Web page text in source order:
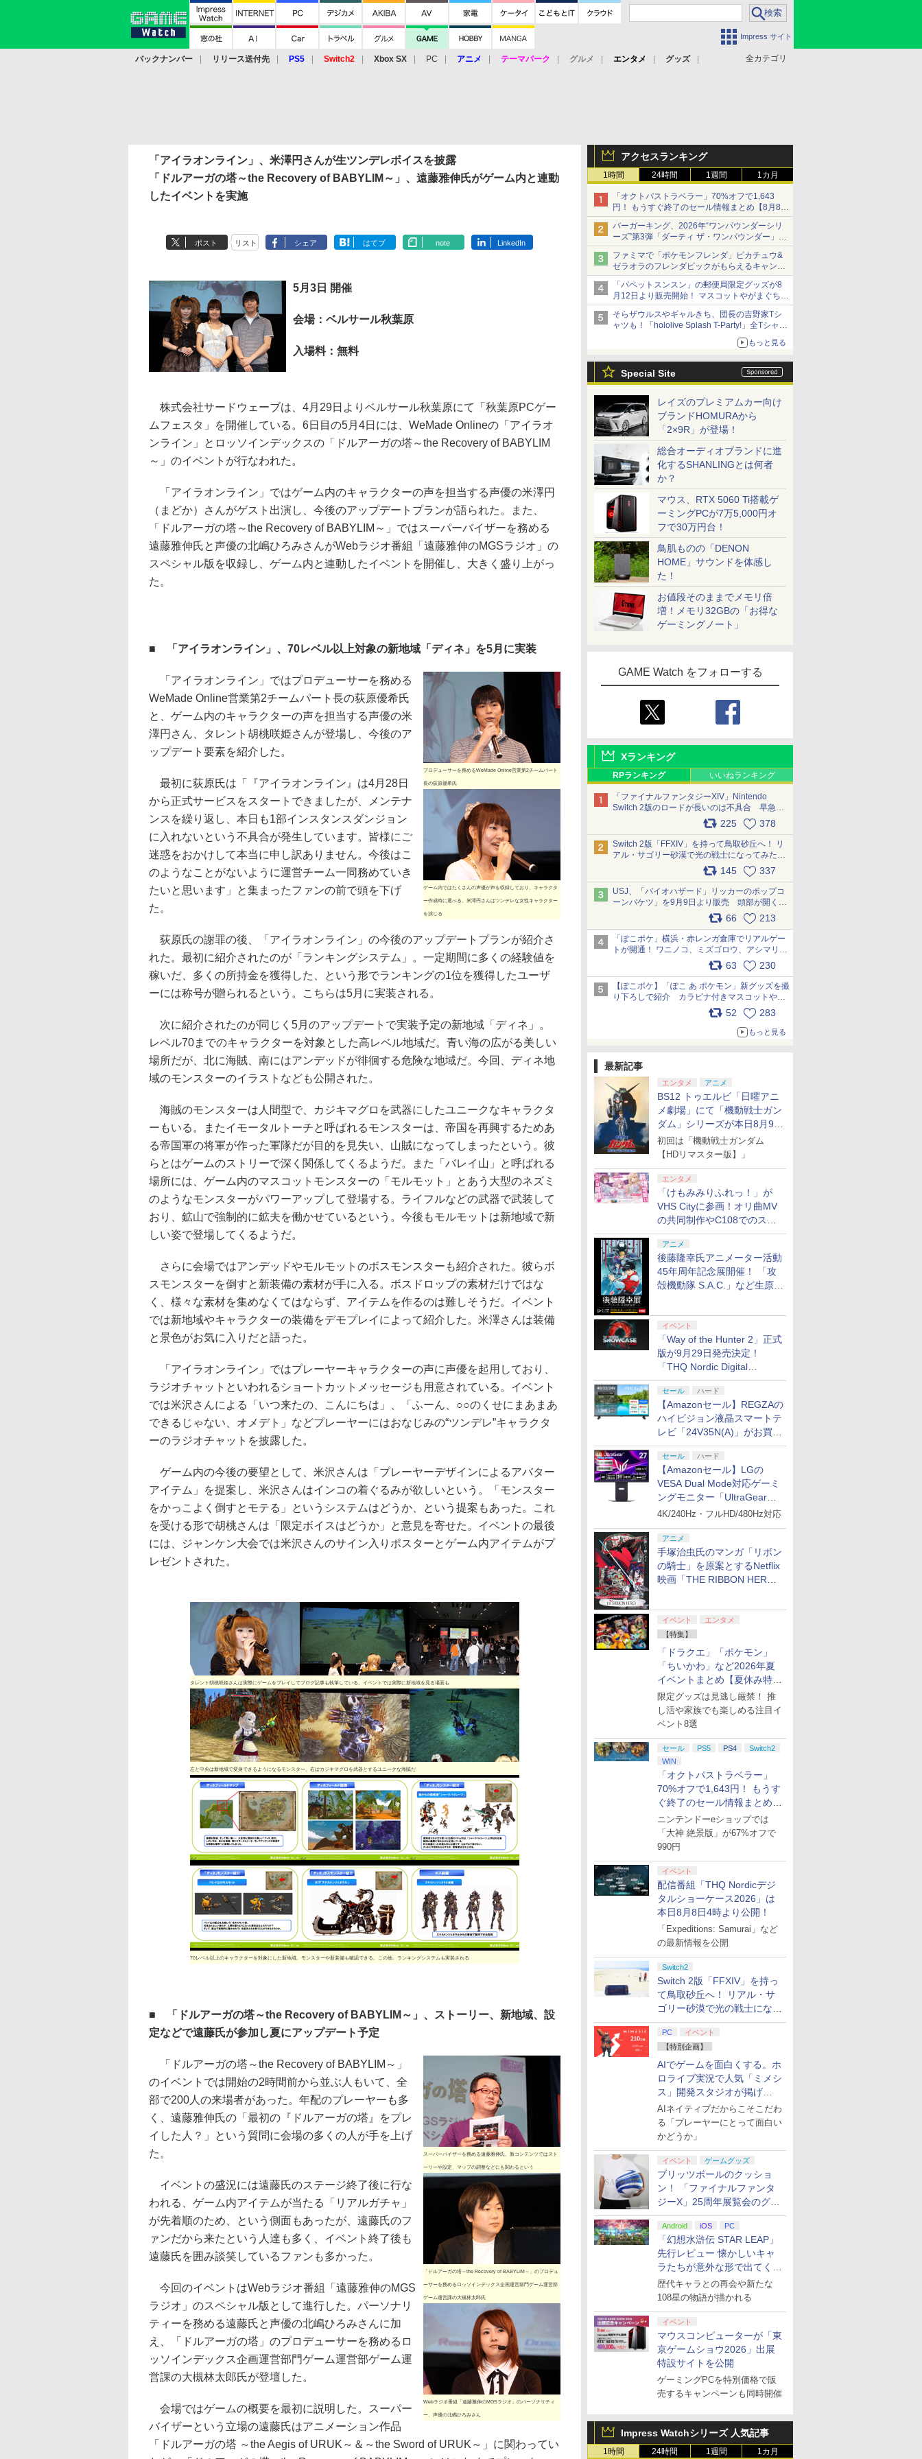
Impress サイト
全カテゴリ
バックナンバー リリース送付先 PS5 Switch2 Xbox SX PC アニメ テーマパーク グルメ エンタメ
グッズ
アクセスランキング
1時間 24時間 1週間 1カ月
「オクトパストラベラー」70%オフで1,643
円！ もうすぐ終了のセール情報まとめ【8月8日
更新】
ニンテンドーeショップでは「大神 絶景版」が
67%オフで990円
バーガーキング、2026年“ワンパウンダーシリ
ーズ”第3弾「ダーティ ザ・ワンパウンダー」を
8月7日発売
「特製ガーリックマヨソース」を使用した超大
型チーズバーガー
ファミマで「ポケモンフレンダ」ピカチュウ&
ゼラオラのフレンダピックがもらえるキャンペ
ーン開催！
「パペットスンスン」の郵便局限定グッズが8
月12日より販売開始！ マスコットやがまぐち、
レターセットなどが登場
そらザウルスやギャルきち、団長の吉野家Tシ
ャツも！「hololive Splash T-Party!」全Tシャツ
ラインナップ公開＆オンライン販売開始
もっと見る
Special Site
レイズのプレミアムカー向け
ブランドHOMURAから
「2×9R」が登場！
総合オーディオブランドに進
化するSHANLINGとは何者
か？
マウス、RTX 5060 Ti搭載ゲ
ーミングPCが7万5,000円オ
フで30万円台！
鳥肌ものの「DENON
HOME」サウンドを体感し
た！
お値段そのままでメモリ倍
増！メモリ32GBの「お得な
ゲーミングノート」
GAME Watch をフォローする
Xランキング
RPランキング いいねランキング
「ファイナルファンタジーXIV」Nintendo
Switch 2版のロードが長いのは不具合 早急に
アップデートできるよう対応中225 378
Switch 2版「FFXIV」を持って鳥取砂丘へ！ リ
アル・サゴリー砂漠で光の戦士になってみた
145 337
USJ、「バイオハザード」リッカーのポップコ
ーンバケツ」を9月9日より販売 頭部が開く仕
組み。味は恐怖を堪のう「味噌フレーバー」
66 213
「ぽこポケ」横浜・赤レンガ倉庫でリアルゲー
トが開通！ ワニノコ、ミズゴロウ、アシマリ登
場シーンをレポート pic.x.com/LDgEByVl6D
63 230
【ぽこポケ】「ぽこ あ ポケモン」新グッズを撮
り下ろしで紹介 カラビナ付きマスコットやス
52 283
もっと見る
最新記事
エンタメ アニメ
BS12 トゥエルビ「日曜アニ
メ劇場」にて「機動戦士ガン
ダム」シリーズが本日8月9日
から8週連続で放送
初回は「機動戦士ガンダム
【HDリマスター版】」
エンタメ
「けもみみりふれっ！」が
VHS Cityに参画！オリ曲MV
の共同制作やC108でのスペ
シャルコラボ広告を掲出
アニメ
後藤隆幸氏アニメーター活動
45年周年記念展開催！ 「攻
殻機動隊 S.A.C.」など生原
イベント
「Way of the Hunter 2」正式
版が9月29日発売決定！
「THQ Nordic Digital
Showcase 2026」まとめ
セール ハード
【Amazonセール】REGZAの
ハイビジョン液晶スマートテ
レビ「24V35N(A)」がお買い
得！
セール ハード
【Amazonセール】LGの
VESA Dual Mode対応ゲーミ
ングモニター「UltraGear
27G850A-B」がお買い得！
4K/240Hz・フルHD/480Hz対応
アニメ
手塚治虫氏のマンガ「リボン
の騎士」を原案とするNetflix
映画「THE RIBBON HERO
イベント
エンタメ
【特集】
「ドラクエ」「ポケモン」
「ちいかわ」など2026年夏
イベントまとめ【夏休み特
集】
限定グッズは見逃し厳禁！ 推
し活や家族でも楽しめる注目イ
ベント8選
セール PS5 PS4
Switch2
WIN
「オクトパストラベラー」
70%オフで1,643円！ もうす
ぐ終了のセール情報まとめ
【8月8日更新】
ニンテンドーeショップでは
「大神 絶景版」が67%オフで
990円
イベント
配信番組「THQ Nordicデジ
タルショーケース2026」は
本日8月8日4時より公開！
「Expeditions: Samurai」など
の最新情報を公開
Switch2
Switch 2版「FFXIV」を持っ
て鳥取砂丘へ！ リアル・サ
ゴリー砂漠で光の戦士になっ
てみた
PC
イベント
【特別企画】
AIでゲームを面白くする。ホ
ロライブ実況で人気「ミメシ
ス」開発スタジオが掲げ
る“AI活用の信念”とは？【講
演レポート】
AIネイティブだからこそこだわ
る「プレーヤーにとって面白い
かどうか」
イベント ゲームグッズ
ブリッツボールのクッショ
ン！ 「ファイナルファンタ
ジーX」25周年展覧会のグッ
ズ情報が公開
Android iOS PC
「幻想水滸伝 STAR LEAP」
先行レビュー 懐かしいキャ
ラたちが意外な形で出てくる
シリーズ完全新作！
歴代キャラとの再会や新たな
108星の物語が描かれる
イベント
マウスコンピューターが「東
京ゲームショウ2026」出展
特設サイトを公開
ゲーミングPCを特別価格で販
売するキャンペーンも同時開催
Impress Watchシリーズ 人気記事
1時間 24時間 1週間 1カ月
「アイラオンライン」、米澤円さんが生ツンデレボイスを披露
「ドルアーガの塔～the Recovery of BABYLIM～」、遠藤雅伸氏がゲーム内と連動
したイベントを実施
ポスト リスト シェア はてブ note LinkedIn
5月3日 開催
会場：ベルサール秋葉原
入場料：無料
株式会社サードウェーブは、4月29日よりベルサール秋葉原にて「秋葉原PCゲー
ムフェスタ」を開催している。6日目の5月4日には、WeMade Onlineの「アイラオ
ンライン」とロッソインデックスの「ドルアーガの塔～the Recovery of BABYLIM
～」のイベントが行なわれた。
「アイラオンライン」ではゲーム内のキャラクターの声を担当する声優の米澤円
（まどか）さんがゲスト出演し、今後のアップデートプランが語られた。また、
「ドルアーガの塔～the Recovery of BABYLIM～」ではスーパーバイザーを務める
遠藤雅伸氏と声優の北嶋ひろみさんがWebラジオ番組「遠藤雅伸のMGSラジオ」の
スペシャル版を収録し、ゲーム内と連動したイベントを開催し、大きく盛り上がっ
た。
■ 「アイラオンライン」、70レベル以上対象の新地域「ディネ」を5月に実装
プロデューサーを務めるWeMade Online営業第2チームパート
長の荻原優希氏
ゲーム内ではたくさんの声優が声を収録しており、キャラクタ
ー作成時に選べる。米澤円さんはツンデレな女性キャラクター
を演じる
「アイラオンライン」ではプロデューサーを務める
WeMade Online営業第2チームパート長の荻原優希氏
と、ゲーム内のキャラクターの声を担当する声優の米
澤円さん、タレント胡桃咲姫さんが登場し、今後のア
ップデート要素を紹介した。
最初に荻原氏は「『アイラオンライン』は4月28日
から正式サービスをスタートできましたが、メンテナ
ンスを繰り返し、本日も1部インスタンスダンジョン
に入れないという不具合が発生しています。皆様にご
迷惑をおかけして本当に申し訳ありません。今後はこ
のようなことがないように運営チーム一同務めていき
たいと思います」と集まったファンの前で頭を下げ
た。
荻原氏の謝罪の後、「アイラオンライン」の今後のアップデートプランが紹介さ
れた。最初に紹介されたのが「ランキングシステム」。一定期間に多くの経験値を
稼いだ、多くの所持金を獲得した、という形でランキングの1位を獲得したユーザ
ーには称号が贈られるという。こちらは5月に実装される。
次に紹介されたのが同じく5月のアップデートで実装予定の新地域「ディネ」。
レベル70までのキャラクターを対象とした高レベル地域だ。青い海の広がる美しい
場所だが、北に海賊、南にはアンデッドが徘徊する危険な地域だ。今回、ディネ地
域のモンスターのイラストなども公開された。
海賊のモンスターは人間型で、カジキマグロを武器にしたユニークなキャラクタ
ーもいる。またイモータルトーチと呼ばれるモンスターは、帝国を再興するためあ
る帝国軍の将軍が作った軍隊だが目的を見失い、山賊になってしまったという。彼
らとはゲームのストリーで深く関係してくるようだ。また「バレイ山」と呼ばれる
場所には、ゲーム内のマスコットモンスターの「モルモット」とあう大型のネズミ
のようなモンスターがパワーアップして登場する。ライフルなどの武器で武装して
おり、鉱山で強制的に鉱夫を働かせているという。今後もモルモットは新地域で新
しい姿で登場してくるようだ。
さらに会場ではアンデッドやモルモットのボスモンスターも紹介された。彼らボ
スモンスターを倒すと新装備の素材が手に入る。ボスドロップの素材だけではな
く、様々な素材を集めなくてはならず、アイテムを作るのは難しそうだ。イベント
では新地域やキャラクターの装備をデモプレイによって紹介した。米澤さんは装備
と景色がお気に入りだと語った。
「アイラオンライン」ではプレーヤーキャラクターの声に声優を起用しており、
ラジオチャットといわれるショートカットメッセージも用意されている。イベント
では米沢さんによる「いつ来たの、こんにちは」、「ふーん、○○のくせにまあまあ
できるじゃない、オメデト」などプレーヤーにはおなじみの“ツンデレ”キャラクタ
ーのラジオチャットを披露した。
ゲーム内の今後の要望として、米沢さんは「プレーヤーデザインによるアバター
アイテム」を提案し、米沢さんはインコの着ぐるみが欲しいという。「モンスター
をかっこよく倒すとモテる」というシステムはどうか、という提案もあった。これ
を受ける形で胡桃さんは「限定ボイスはどうか」と意見を寄せた。イベントの最後
には、ジャンケン大会では米沢さんのサイン入りポスターとゲーム内アイテムがプ
レゼントされた。
タレント胡桃咲姫さんは実際にゲームをプレイしてブログ記事も執筆している。イベントでは実際に新地域を見る場面も
左と中央は新地域で変身できるようになるモンスター。右はカジキマグロを武器とするユニークな海賊だ
70レベル以上のキャラクターを対象にした新地域。モンスターや新装備も確認できる。この他、ランキングシステムも実装される
■ 「ドルアーガの塔～the Recovery of BABYLIM～」、ストーリー、新地域、設
定などで遠藤氏が参加し夏にアップデート予定
スーパーバイザーを務める遠藤雅伸氏。新コンテンツではスト
ーリーや設定、マップの調整などにも関わるという
「ドルアーガの塔～the Recovery of BABYLIM～」のプロデュ
ーサーを務めるロッソインデックス企画運営部門ゲーム運営部
ゲーム運営課の大槻林太郎氏
Webラジオ番組「遠藤雅伸のMGSラジオ」のパーソナリティ
ー、声優の北嶋ひろみさん
「ドルアーガの塔～the Recovery of BABYLIM～」
のイベントでは開始の2時間前から並ぶ人もいて、全
部で200人の来場者があった。年配のプレーヤーも多
く、遠藤雅伸氏の「最初の『ドルアーガの塔』をプレ
イした人？」という質問に会場の多くの人が手を上げ
た。
イベントの盛況には遠藤氏のステージ終了後に行な
われる、ゲーム内アイテムが当たる「リアルガチャ」
が先着順のため、という側面もあったが、遠藤氏のフ
ァンだから来たという人達も多く、イベント終了後も
遠藤氏を囲み談笑しているファンも多かった。
今回のイベントはWebラジオ番組「遠藤雅伸のMGS
ラジオ」のスペシャル版として進行した。パーソナリ
ティーを務める遠藤氏と声優の北嶋ひろみさんに加
え、「ドルアーガの塔」のプロデューサーを務めるロ
ッソインデックス企画運営部門ゲーム運営部ゲーム運
営課の大槻林太郎氏が登壇した。
会場ではゲームの概要を最初に説明した。スーパー
バイザーという立場の遠藤氏はアニメーション作品
「ドルアーガの塔 ～the Aegis of URUK～＆～the Sword of URUK～」に関わってい